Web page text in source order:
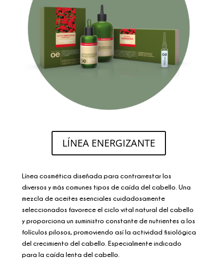
LÍNEA ENERGIZANTE
Línea cosmética diseñada para contrarrestar los
diversos y más comunes tipos de caída del cabello. Una
mezcla de aceites esenciales cuidadosamente
seleccionados favorece el ciclo vital natural del cabello
y proporciona un suministro constante de nutrientes a los
folículos pilosos, promoviendo así la actividad fisiológica
del crecimiento del cabello. Especialmente indicado
para la caída lenta del cabello.